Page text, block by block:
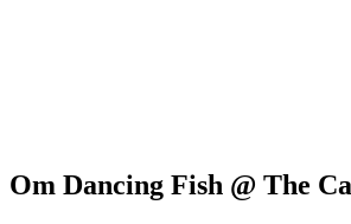
Om Dancing Fish @ The